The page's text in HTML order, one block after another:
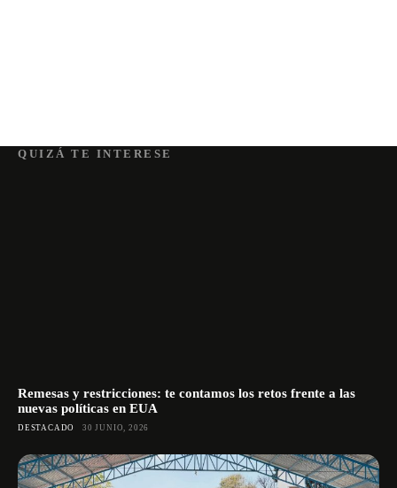
QUIZÁ TE INTERESE
Remesas y restricciones: te contamos los retos frente a las
nuevas políticas en EUA
DESTACADO 30 JUNIO, 2026